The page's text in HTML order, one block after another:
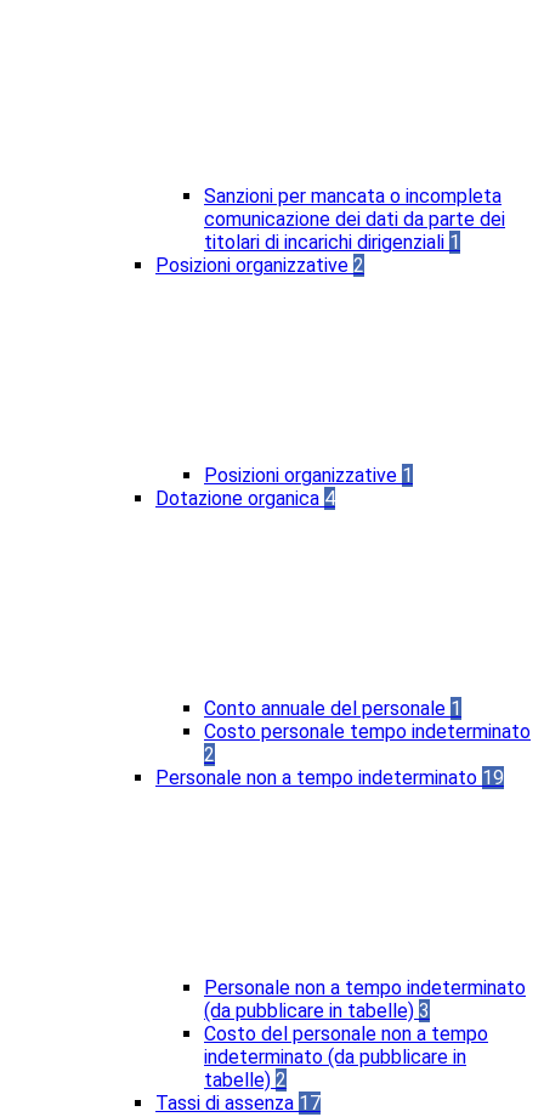
Sanzioni per mancata o incompleta
comunicazione dei dati da parte dei
titolari di incarichi dirigenziali 1
Posizioni organizzative 2
Posizioni organizzative 1
Dotazione organica 4
Conto annuale del personale 1
Costo personale tempo indeterminato
2
Personale non a tempo indeterminato 19
Personale non a tempo indeterminato
(da pubblicare in tabelle) 3
Costo del personale non a tempo
indeterminato (da pubblicare in
tabelle) 2
Tassi di assenza 17